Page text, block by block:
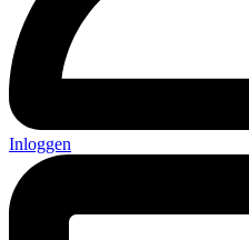
Inloggen